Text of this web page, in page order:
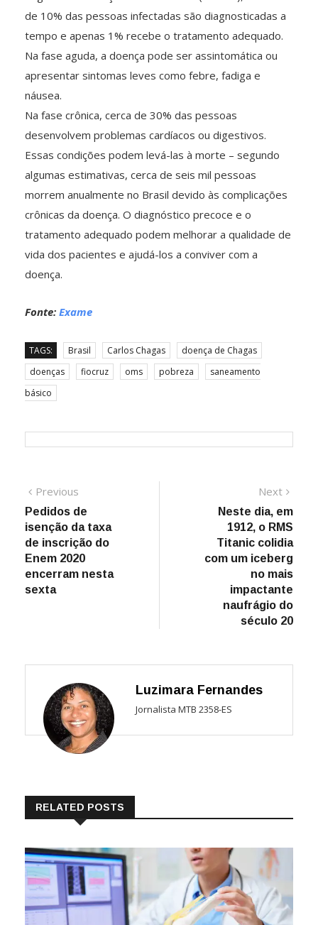
de 10% das pessoas infectadas são diagnosticadas a
tempo e apenas 1% recebe o tratamento adequado.
Na fase aguda, a doença pode ser assintomática ou
apresentar sintomas leves como febre, fadiga e
náusea.
Na fase crônica, cerca de 30% das pessoas
desenvolvem problemas cardíacos ou digestivos.
Essas condições podem levá-las à morte – segundo
algumas estimativas, cerca de seis mil pessoas
morrem anualmente no Brasil devido às complicações
crônicas da doença. O diagnóstico precoce e o
tratamento adequado podem melhorar a qualidade de
vida dos pacientes e ajudá-los a conviver com a
doença.
Fonte: Exame
TAGS: Brasil Carlos Chagas
doença de Chagas
doenças
fiocruz oms pobreza
saneamento
básico
Navegação
de
Post
Previous
post:
Pedidos de
isenção da taxa
de inscrição do
Enem 2020
encerram nesta
sexta
Next
post:
Neste dia, em
1912, o RMS
Titanic colidia
com um iceberg
no mais
impactante
naufrágio do
século 20
Luzimara Fernandes
Jornalista MTB 2358-ES
RELATED POSTS